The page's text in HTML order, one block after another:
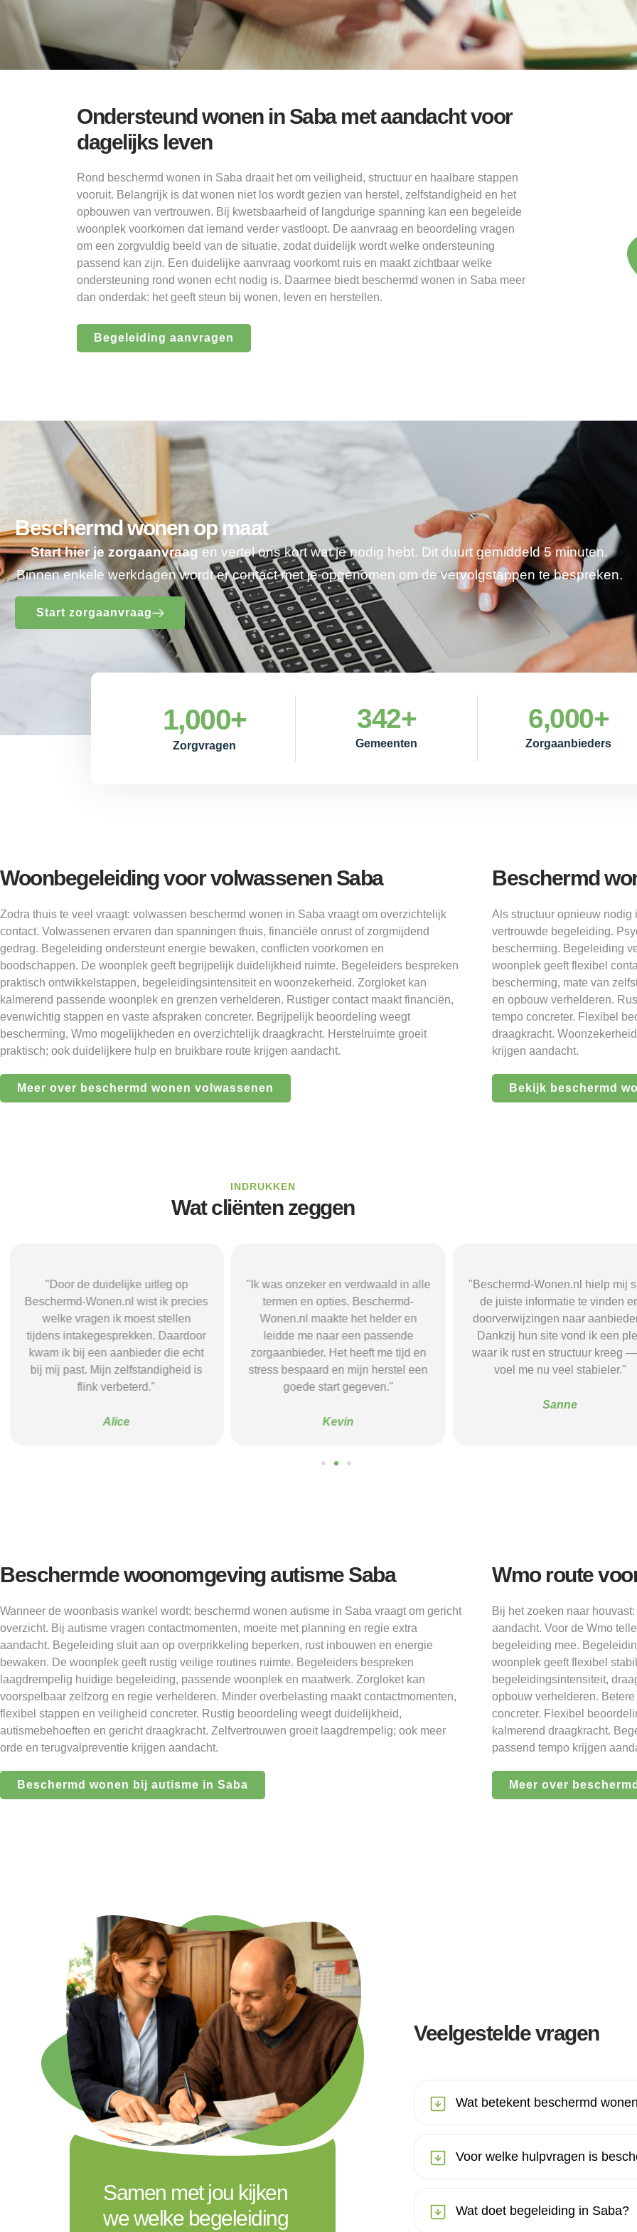
Ondersteund wonen in Saba met aandacht voor
dagelijks leven
Rond beschermd wonen in Saba draait het om veiligheid, structuur en haalbare stappen
vooruit. Belangrijk is dat wonen niet los wordt gezien van herstel, zelfstandigheid en het
opbouwen van vertrouwen. Bij kwetsbaarheid of langdurige spanning kan een begeleide
woonplek voorkomen dat iemand verder vastloopt. De aanvraag en beoordeling vragen
om een zorgvuldig beeld van de situatie, zodat duidelijk wordt welke ondersteuning
passend kan zijn. Een duidelijke aanvraag voorkomt ruis en maakt zichtbaar welke
ondersteuning rond wonen echt nodig is. Daarmee biedt beschermd wonen in Saba meer
dan onderdak: het geeft steun bij wonen, leven en herstellen.
Begeleiding aanvragen
Beschermd wonen op maat
Start hier je zorgaanvraagen vertel ons kort wat je nodig hebt. Dit duurt gemiddeld 5 minuten.
Binnen enkele werkdagen wordt er contact met je opgenomen om de vervolgstappen te bespreken.
Start zorgaanvraag
Zorgvragen
1,000+
Gemeenten
342+
Zorgaanbieders
6,000+
Woonbegeleiding voor volwassenen Saba
Zodra thuis te veel vraagt: volwassen beschermd wonen in Saba vraagt om overzichtelijk
contact. Volwassenen ervaren dan spanningen thuis, financiële onrust of zorgmijdend
gedrag. Begeleiding ondersteunt energie bewaken, conflicten voorkomen en
boodschappen. De woonplek geeft begrijpelijk duidelijkheid ruimte. Begeleiders bespreken
praktisch ontwikkelstappen, begeleidingsintensiteit en woonzekerheid. Zorgloket kan
kalmerend passende woonplek en grenzen verhelderen. Rustiger contact maakt financiën,
evenwichtig stappen en vaste afspraken concreter. Begrijpelijk beoordeling weegt
bescherming, Wmo mogelijkheden en overzichtelijk draagkracht. Herstelruimte groeit
praktisch; ook duidelijkere hulp en bruikbare route krijgen aandacht.
Meer over beschermd wonen volwassenen
Beschermd
Als structuur opnieuw nodig
vertrouwde begeleiding.
bescherming. Begeleiding
woonplek geeft flexibel
bescherming, mate van
en opbouw verhelderen.
tempo concreter. Flexibel
draagkracht.
krijgen aandacht.
Bekijk beschermd
INDRUKKEN
Wat cliënten zeggen
"Door de duidelijke uitleg op
Beschermd-Wonen.nl wist ik precies
welke vragen ik moest stellen
tijdens intakegesprekken. Daardoor
kwam ik bij een aanbieder die echt
bij mij past. Mijn zelfstandigheid is
flink verbeterd."
Alice
"Ik was onzeker en verdwaald in alle
termen en opties. Beschermd-
Wonen.nl maakte het helder en
leidde me naar een passende
zorgaanbieder. Het heeft me tijd en
stress bespaard en mijn herstel een
goede start gegeven."
Kevin
"Beschermd-Wonen.nl hielp mij
de juiste informatie te vinden en
doorverwijzingen naar
Dankzij hun site vond ik een
waar ik rust en structuur kreeg —
voel me nu veel stabieler."
Sanne
Beschermde woonomgeving autisme Saba
Wanneer de woonbasis wankel wordt: beschermd wonen autisme in Saba vraagt om gericht
overzicht. Bij autisme vragen contactmomenten, moeite met planning en regie extra
aandacht. Begeleiding sluit aan op overprikkeling beperken, rust inbouwen en energie
bewaken. De woonplek geeft rustig veilige routines ruimte. Begeleiders bespreken
laagdrempelig huidige begeleiding, passende woonplek en maatwerk. Zorgloket kan
voorspelbaar zelfzorg en regie verhelderen. Minder overbelasting maakt contactmomenten,
flexibel stappen en veiligheid concreter. Rustig beoordeling weegt duidelijkheid,
autismebehoeften en gericht draagkracht. Zelfvertrouwen groeit laagdrempelig; ook meer
orde en terugvalpreventie krijgen aandacht.
Beschermd wonen bij autisme in Saba
Wmo route
Bij het zoeken naar
aandacht. Voor de Wmo
begeleiding mee.
woonplek geeft flexibel
begeleidingsintensiteit,
opbouw verhelderen.
concreter. Flexibel
kalmerend draagkracht.
passend tempo krijgen
Meer over
Samen met jou kijken
we welke begeleiding
Veelgestelde vragen
Wat betekent beschermd
Voor welke hulpvragen is
Wat doet begeleiding in Saba?